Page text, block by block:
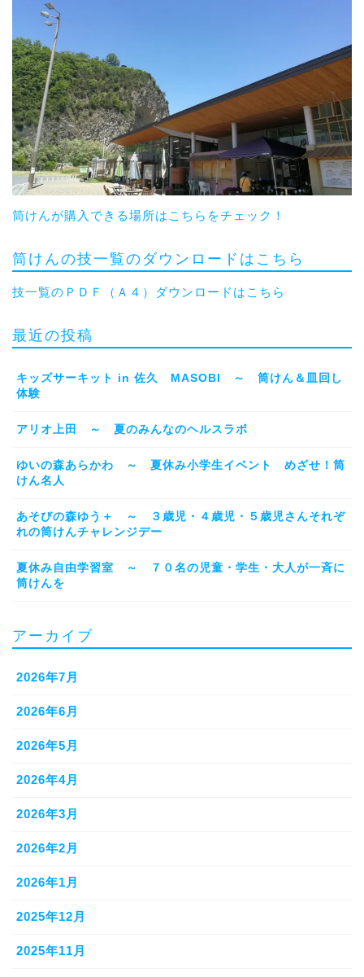
筒けんが購入できる場所はこちらをチェック！
筒けんの技一覧のダウンロードはこちら
技一覧のＰＤＦ（Ａ４）ダウンロードはこちら
最近の投稿
キッズサーキット in 佐久 MASOBI ～ 筒けん＆皿回し
体験
アリオ上田 ～ 夏のみんなのヘルスラボ
ゆいの森あらかわ ～ 夏休み小学生イベント めざせ！筒
けん名人
あそびの森ゆう＋ ～ ３歳児・４歳児・５歳児さんそれぞ
れの筒けんチャレンジデー
夏休み自由学習室 ～ ７０名の児童・学生・大人が一斉に
筒けんを
アーカイブ
2026年7月
2026年6月
2026年5月
2026年4月
2026年3月
2026年2月
2026年1月
2025年12月
2025年11月